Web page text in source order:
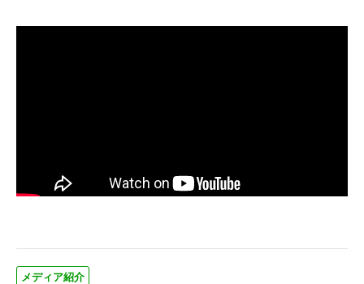
メディア紹介